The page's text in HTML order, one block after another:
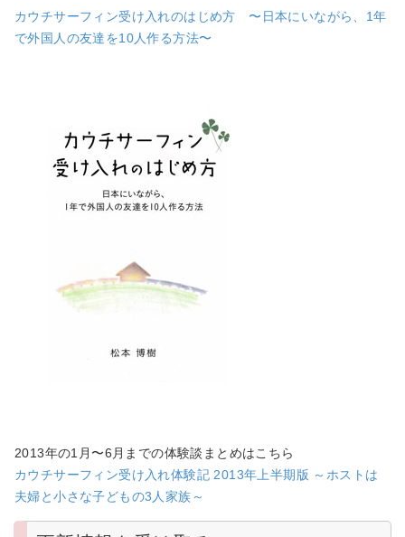
カウチサーフィン受け入れのはじめ方 〜日本にいながら、1年
で外国人の友達を10人作る方法〜
2013年の1月〜6月までの体験談まとめはこちら
カウチサーフィン受け入れ体験記 2013年上半期版 ～ホストは
夫婦と小さな子どもの3人家族～